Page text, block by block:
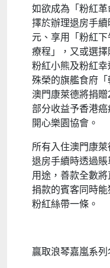
如欲成為「粉紅
擇於辦理退房手
元、享用「粉紅
療程」，又或選
粉紅小熊及粉紅
殊榮的旗艦食府
澳門康萊德將捐
部分收益予香港
開心樂園協會。
所有入住澳門康
退房手續時透過
用途，善款全數
捐款的賓客同時
粉紅絲帶一條。
贏取浪琴嘉嵐系